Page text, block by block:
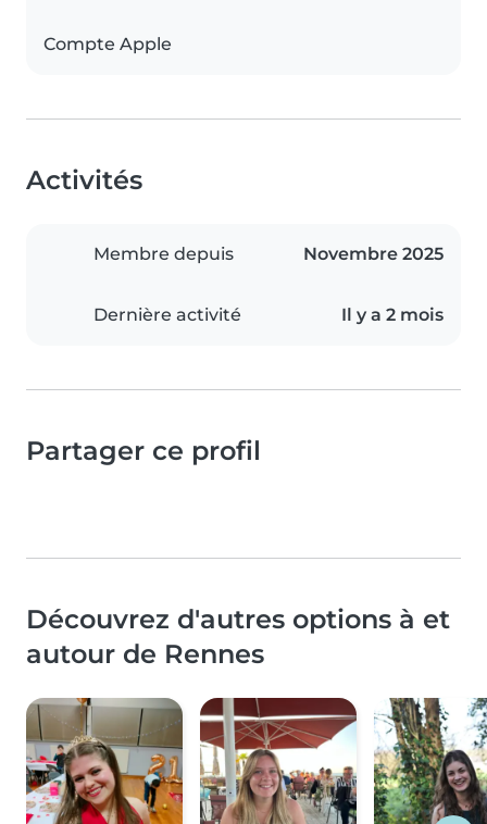
Compte Apple
Activités
Membre depuis Novembre 2025
Dernière activité Il y a 2 mois
Partager ce profil
Découvrez d'autres options à et
autour de Rennes